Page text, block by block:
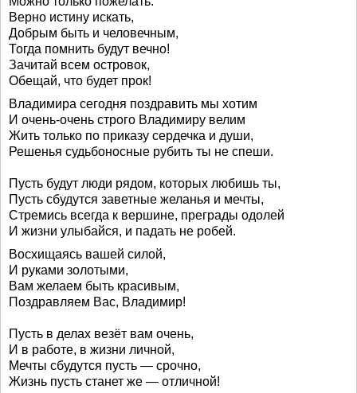
Верно истину искать,
Добрым быть и человечным,
Тогда помнить будут вечно!
Зачитай всем островок,
Обещай, что будет прок!
Владимира сегодня поздравить мы хотим
И очень-очень строго Владимиру велим
Жить только по приказу сердечка и души,
Решенья судьбоносные рубить ты не спеши.
Пусть будут люди рядом, которых любишь ты,
Пусть сбудутся заветные желанья и мечты,
Стремись всегда к вершине, преграды одолей
И жизни улыбайся, и падать не робей.
Восхищаясь вашей силой,
И руками золотыми,
Вам желаем быть красивым,
Поздравляем Вас, Владимир!
Пусть в делах везёт вам очень,
И в работе, в жизни личной,
Мечты сбудутся пусть — срочно,
Жизнь пусть станет же — отличной!